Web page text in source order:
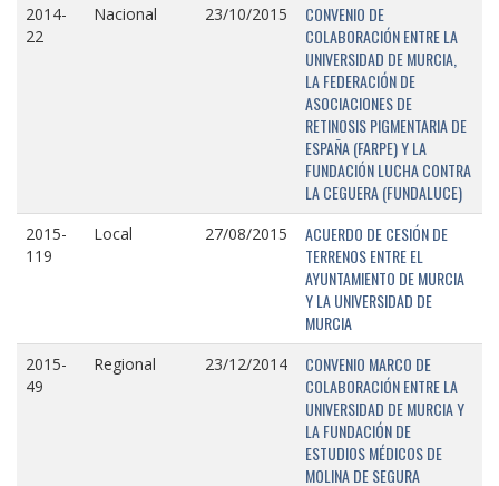
2014-
22
Nacional 23/10/2015
CONVENIO DE
COLABORACIÓN ENTRE LA
UNIVERSIDAD DE MURCIA,
LA FEDERACIÓN DE
ASOCIACIONES DE
RETINOSIS PIGMENTARIA DE
ESPAÑA (FARPE) Y LA
FUNDACIÓN LUCHA CONTRA
LA CEGUERA (FUNDALUCE)
2015-
119
Local 27/08/2015
ACUERDO DE CESIÓN DE
TERRENOS ENTRE EL
AYUNTAMIENTO DE MURCIA
Y LA UNIVERSIDAD DE
MURCIA
2015-
49
Regional 23/12/2014
CONVENIO MARCO DE
COLABORACIÓN ENTRE LA
UNIVERSIDAD DE MURCIA Y
LA FUNDACIÓN DE
ESTUDIOS MÉDICOS DE
MOLINA DE SEGURA